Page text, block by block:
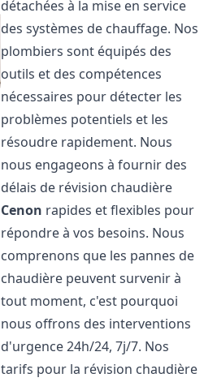
détachées à la mise en service
des systèmes de chauffage. Nos
plombiers sont équipés des
outils et des compétences
nécessaires pour détecter les
problèmes potentiels et les
résoudre rapidement. Nous
nous engageons à fournir des
délais de révision chaudière
Cenon rapides et flexibles pour
répondre à vos besoins. Nous
comprenons que les pannes de
chaudière peuvent survenir à
tout moment, c'est pourquoi
nous offrons des interventions
d'urgence 24h/24, 7j/7. Nos
tarifs pour la révision chaudière